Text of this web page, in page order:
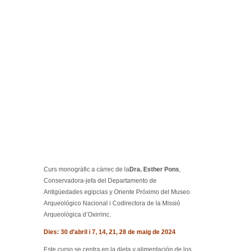
Curs monogràfic a càrrec de laDra. Esther Pons,
Conservadora-jefa del Departamento de
Antigüedades egipcias y Oriente Próximo del Museo
Arqueológico Nacional i Codirectora de la Missió
Arqueològica d’Oxirrinc.
Dies: 30 d’abril i 7, 14, 21, 28 de maig de 2024
Este curso se centra en la dieta y alimentación de los